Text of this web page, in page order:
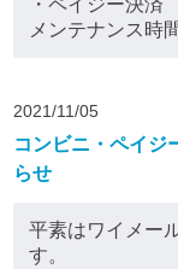
メンテナンス時
2021/11/05
コンビニ・ペイジ
らせ
平素はワイメー
す。